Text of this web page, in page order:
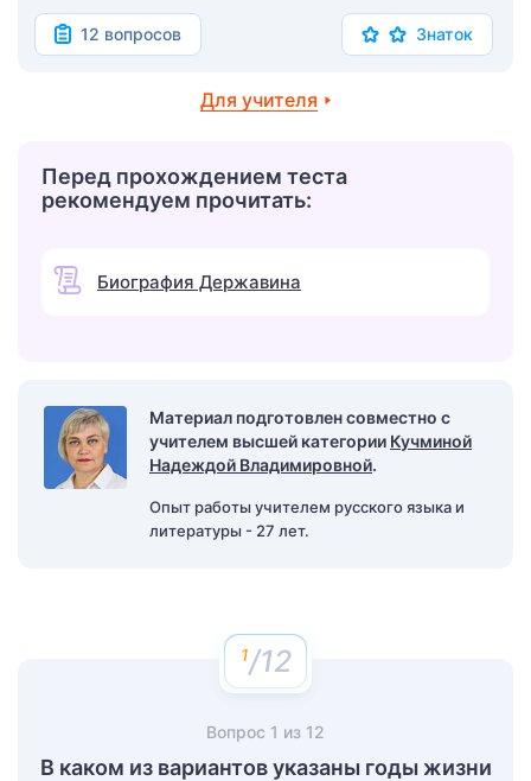
12 вопросов Знаток
Для учителя
Перед прохождением теста
рекомендуем прочитать:
Биография Державина
Материал подготовлен совместно с
учителем высшей категории Кучминой
Надеждой Владимировной.
Опыт работы учителем русского языка и
литературы - 27 лет.
/12
Вопрос 1 из 12
В каком из вариантов указаны годы жизни